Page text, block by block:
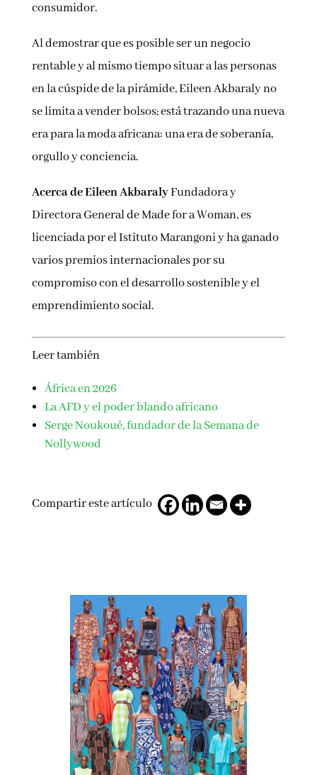
consumidor.
Al demostrar que es posible ser un negocio
rentable y al mismo tiempo situar a las personas
en la cúspide de la pirámide, Eileen Akbaraly no
se limita a vender bolsos; está trazando una nueva
era para la moda africana: una era de soberanía,
orgullo y conciencia.
Acerca de Eileen AkbaralyFundadora y
Directora General de Made for a Woman, es
licenciada por el Istituto Marangoni y ha ganado
varios premios internacionales por su
compromiso con el desarrollo sostenible y el
emprendimiento social.
Leer también
África en 2026
La AFD y el poder blando africano
Serge Noukoué, fundador de la Semana de
Nollywood
Compartir este artículo